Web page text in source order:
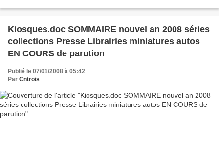
Kiosques.doc SOMMAIRE nouvel an 2008 séries
collections Presse Librairies miniatures autos
EN COURS de parution
Publié le 07/01/2008 à 05:42
Par Cntrois